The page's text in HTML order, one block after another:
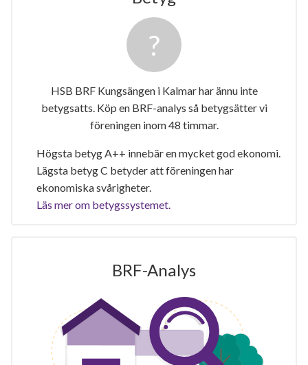
HSB BRF Kungsängen i Kalmar har ännu inte
betygsatts. Köp en BRF-analys så betygsätter vi
föreningen inom 48 timmar.
Högsta betyg A++ innebär en mycket god ekonomi.
Lägsta betyg C betyder att föreningen har
ekonomiska svårigheter.
Läs mer om betygssystemet.
BRF-Analys